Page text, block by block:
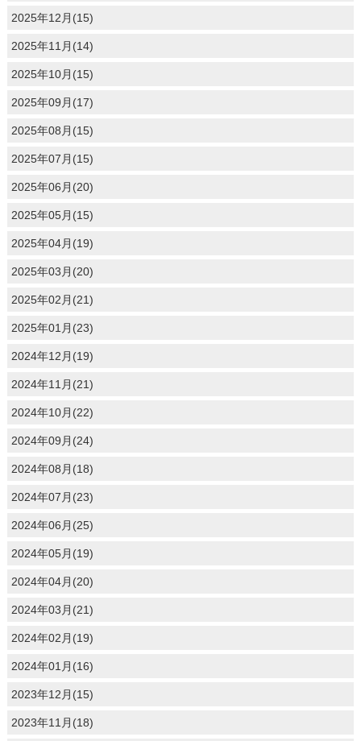
2025年12月(15)
2025年11月(14)
2025年10月(15)
2025年09月(17)
2025年08月(15)
2025年07月(15)
2025年06月(20)
2025年05月(15)
2025年04月(19)
2025年03月(20)
2025年02月(21)
2025年01月(23)
2024年12月(19)
2024年11月(21)
2024年10月(22)
2024年09月(24)
2024年08月(18)
2024年07月(23)
2024年06月(25)
2024年05月(19)
2024年04月(20)
2024年03月(21)
2024年02月(19)
2024年01月(16)
2023年12月(15)
2023年11月(18)